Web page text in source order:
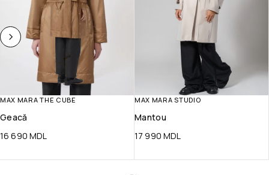
MAX MARA THE CUBE
Geacă
16 690 MDL
MAX MARA STUDIO
Mantou
17 990 MDL